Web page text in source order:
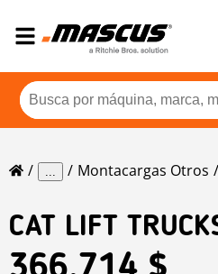
... Montacargas Otros
CAT LIFT